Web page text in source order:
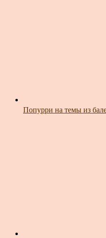
Попурри на темы из